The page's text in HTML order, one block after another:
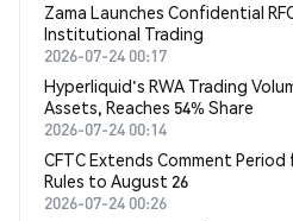
Zama Launches Confidential
Institutional Trading
2026-07-24 00:17
Hyperliquid's RWA Trading
Assets, Reaches 54% Share
2026-07-24 00:14
CFTC Extends Comment
Rules to August 26
2026-07-24 00:26